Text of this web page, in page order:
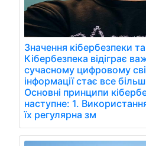
Значення кібербезпеки
Кібербезпека відіграє
сучасному цифровому
інформації стає все
Основні принципи
наступне: 1.
їх регулярна зм